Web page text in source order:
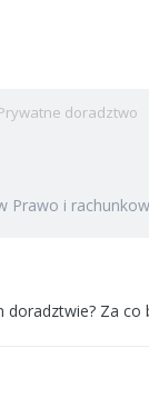
doradztwo
Prawo i
Za co